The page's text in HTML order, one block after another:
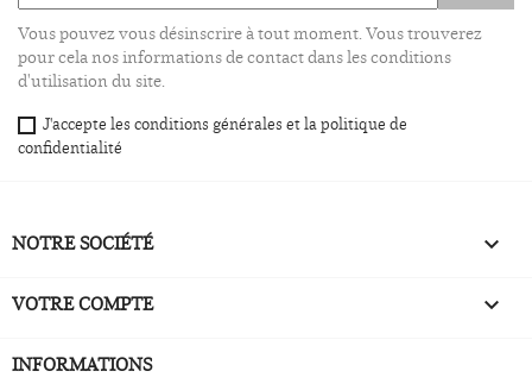
Vous pouvez vous désinscrire à tout moment. Vous trouverez
pour cela nos informations de contact dans les conditions
d'utilisation du site.
J'accepte les conditions générales et la politique de
confidentialité
NOTRE SOCIÉTÉ 
VOTRE COMPTE 
INFORMATIONS